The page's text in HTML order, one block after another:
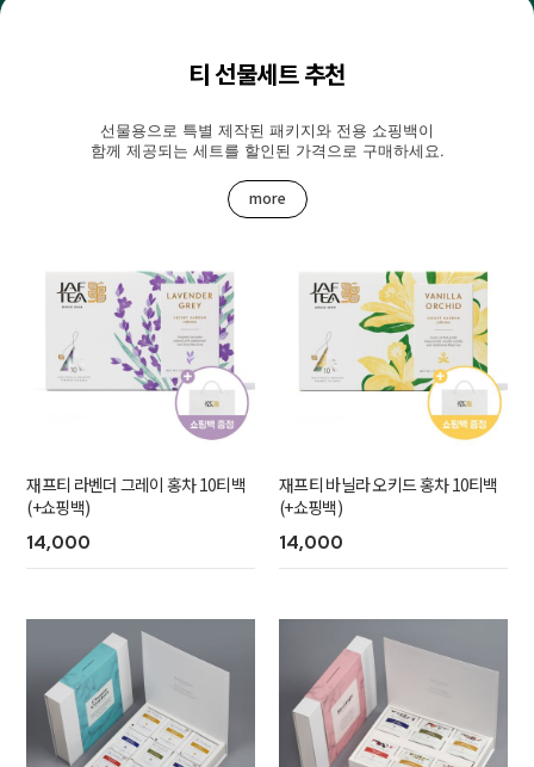
티 선물세트 추천
선물용으로 특별 제작된 패키지와 전용 쇼핑백이
함께 제공되는 세트를 할인된 가격으로 구매하세요.
more
재프티 라벤더 그레이 홍차 10티백
(+쇼핑백)
14,000
재프티 바닐라 오키드 홍차 10티백
(+쇼핑백)
14,000